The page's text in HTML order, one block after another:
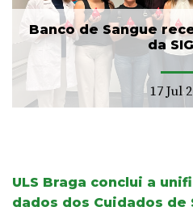
Banco de Sangue
da
17 Jul
ULS Braga conclui a
dados dos Cuidados de